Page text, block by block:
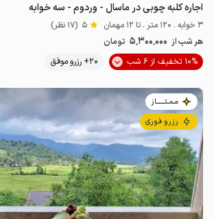
اجاره کلبه چوبی در ماسال - وردوم - سه خوابه
3 خوابه . 120 متر . تا 12 مهمان 5 (17 نظر)
هر شب از 5٬300٬000 تومان
10% تخفیف از 6 شب
20+ رزرو موفق
مـمـتــــــاز
رزرو فوری